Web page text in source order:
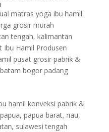
matras yoga ibu hamil
grosir murah
tengah, kalimantan
Ibu Hamil Produsen
pusat grosir pabrik &
bogor padang
hamil konveksi pabrik &
papua barat, riau,
sulawesi tengah